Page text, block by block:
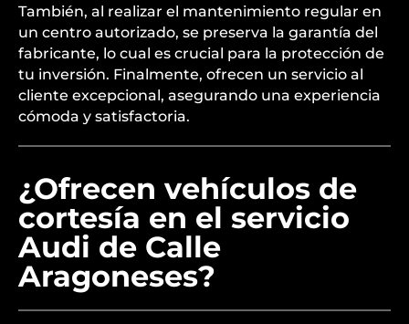
También, al realizar el mantenimiento regular en
un centro autorizado, se preserva la garantía del
fabricante, lo cual es crucial para la protección de
tu inversión. Finalmente, ofrecen un servicio al
cliente excepcional, asegurando una experiencia
cómoda y satisfactoria.
¿Ofrecen vehículos de
cortesía en el servicio
Audi de Calle
Aragoneses?